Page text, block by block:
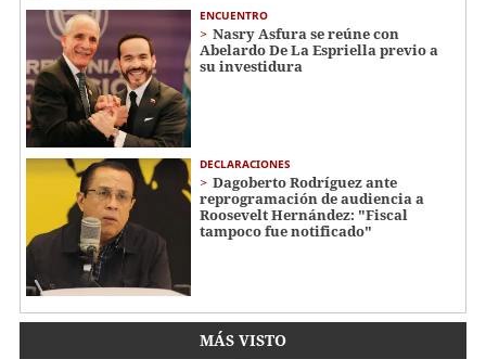
ENCUENTRO
Nasry Asfura se reúne con
Abelardo De La Espriella previo a
su investidura
DECLARACIONES
Dagoberto Rodríguez ante
reprogramación de audiencia a
Roosevelt Hernández: "Fiscal
tampoco fue notificado"
MÁS VISTO